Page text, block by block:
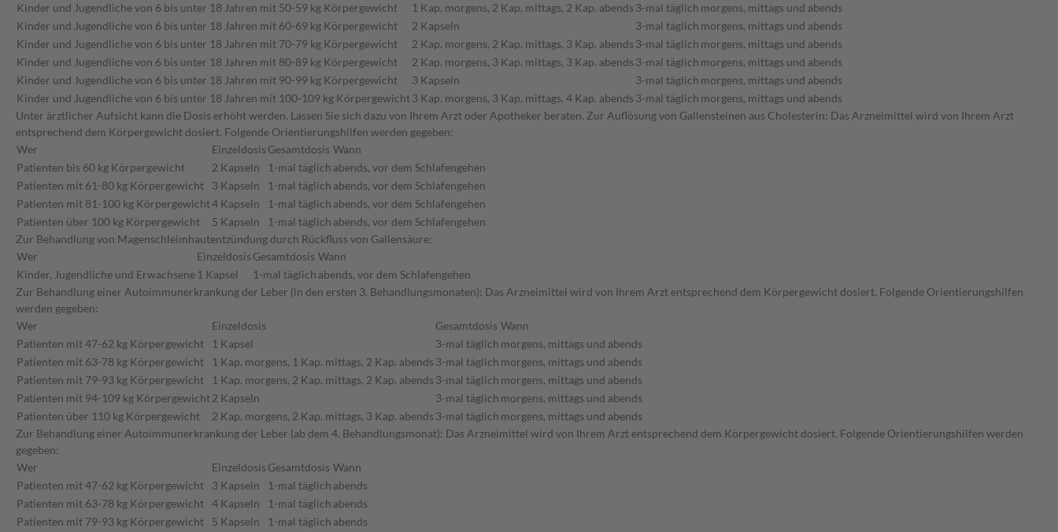
Kinder und Jugendliche von 6 bis unter 18 Jahren mit 50-59 kg Körpergewicht
1 Kap. morgens, 2 Kap. mittags, 2 Kap. abends 3-mal täglich morgens, mittags und abends
Kinder und Jugendliche von 6 bis unter 18 Jahren mit 60-69 kg Körpergewicht
2 Kapseln 3-mal täglich morgens, mittags und abends
Kinder und Jugendliche von 6 bis unter 18 Jahren mit 70-79 kg Körpergewicht
2 Kap. morgens, 2 Kap. mittags, 3 Kap. abends 3-mal täglich morgens, mittags und abends
Kinder und Jugendliche von 6 bis unter 18 Jahren mit 80-89 kg Körpergewicht
2 Kap. morgens, 3 Kap. mittags, 3 Kap. abends 3-mal täglich morgens, mittags und abends
Kinder und Jugendliche von 6 bis unter 18 Jahren mit 90-99 kg Körpergewicht
3 Kapseln 3-mal täglich morgens, mittags und abends
Kinder und Jugendliche von 6 bis unter 18 Jahren mit 100-109 kg Körpergewicht3 Kap. morgens, 3 Kap. mittags, 4 Kap. abends 3-mal täglich morgens, mittags und abends
Unter ärztlicher Aufsicht kann die Dosis erhöht werden. Lassen Sie sich dazu von Ihrem Arzt oder Apotheker beraten. Zur Auflösung von Gallensteinen aus Cholesterin: Das Arzneimittel wird von Ihrem Arzt
entsprechend dem Körpergewicht dosiert. Folgende Orientierungshilfen werden gegeben:
Wer
Einzeldosis Gesamtdosis Wann
Patienten bis 60 kg Körpergewicht
2 Kapseln 1-mal täglich abends, vor dem Schlafengehen
Patienten mit 61-80 kg Körpergewicht
3 Kapseln 1-mal täglich abends, vor dem Schlafengehen
Patienten mit 81-100 kg Körpergewicht4 Kapseln 1-mal täglich abends, vor dem Schlafengehen
Patienten über 100 kg Körpergewicht
5 Kapseln 1-mal täglich abends, vor dem Schlafengehen
Zur Behandlung von Magenschleimhautentzündung durch Rückfluss von Gallensäure:
Wer
Einzeldosis Gesamtdosis Wann
Kinder, Jugendliche und Erwachsene 1 Kapsel 1-mal täglich abends, vor dem Schlafengehen
Zur Behandlung einer Autoimmunerkrankung der Leber (in den ersten 3. Behandlungsmonaten): Das Arzneimittel wird von Ihrem Arzt entsprechend dem Körpergewicht dosiert. Folgende Orientierungshilfen
werden gegeben:
Wer
Einzeldosis Gesamtdosis Wann
Patienten mit 47-62 kg Körpergewicht
1 Kapsel 3-mal täglich morgens, mittags und abends
Patienten mit 63-78 kg Körpergewicht
1 Kap. morgens, 1 Kap. mittags, 2 Kap. abends 3-mal täglich morgens, mittags und abends
Patienten mit 79-93 kg Körpergewicht
1 Kap. morgens, 2 Kap. mittags, 2 Kap. abends 3-mal täglich morgens, mittags und abends
Patienten mit 94-109 kg Körpergewicht2 Kapseln 3-mal täglich morgens, mittags und abends
Patienten über 110 kg Körpergewicht
2 Kap. morgens, 2 Kap. mittags, 3 Kap. abends 3-mal täglich morgens, mittags und abends
Zur Behandlung einer Autoimmunerkrankung der Leber (ab dem 4. Behandlungsmonat): Das Arzneimittel wird von Ihrem Arzt entsprechend dem Körpergewicht dosiert. Folgende Orientierungshilfen werden
gegeben:
Wer
Einzeldosis Gesamtdosis Wann
Patienten mit 47-62 kg Körpergewicht
3 Kapseln 1-mal täglich abends
Patienten mit 63-78 kg Körpergewicht 4 Kapseln 1-mal täglich abends
Patienten mit 79-93 kg Körpergewicht
5 Kapseln 1-mal täglich abends